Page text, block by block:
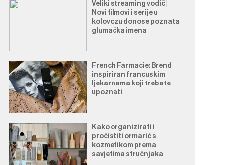
Veliki streaming vodič |
Novi filmovi i serije u
kolovozu donose poznata
glumačka imena
French Farmacie: Brend
inspiriran francuskim
ljekarnama koji trebate
upoznati
Kako organizirati i
pročistiti ormarić s
kozmetikom prema
savjetima stručnjaka